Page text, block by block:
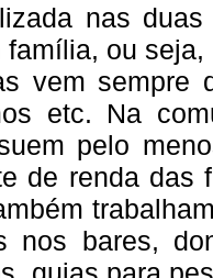
nas
família, ou
vem sempre
etc. Na
pelo
de renda das
nos bares,